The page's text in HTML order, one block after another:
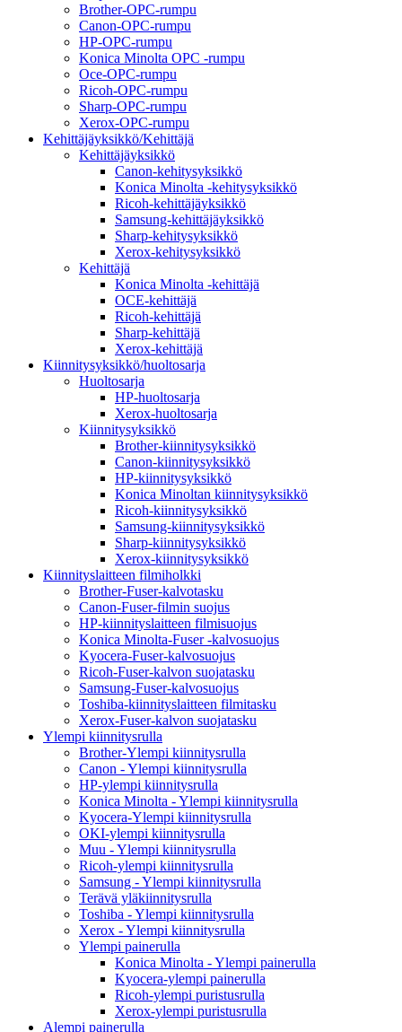
Brother-OPC-rumpu
Canon-OPC-rumpu
HP-OPC-rumpu
Konica Minolta OPC -rumpu
Oce-OPC-rumpu
Ricoh-OPC-rumpu
Sharp-OPC-rumpu
Xerox-OPC-rumpu
Kehittäjäyksikkö/Kehittäjä
Kehittäjäyksikkö
Canon-kehitysyksikkö
Konica Minolta -kehitysyksikkö
Ricoh-kehittäjäyksikkö
Samsung-kehittäjäyksikkö
Sharp-kehitysyksikkö
Xerox-kehitysyksikkö
Kehittäjä
Konica Minolta -kehittäjä
OCE-kehittäjä
Ricoh-kehittäjä
Sharp-kehittäjä
Xerox-kehittäjä
Kiinnitysyksikkö/huoltosarja
Huoltosarja
HP-huoltosarja
Xerox-huoltosarja
Kiinnitysyksikkö
Brother-kiinnitysyksikkö
Canon-kiinnitysyksikkö
HP-kiinnitysyksikkö
Konica Minoltan kiinnitysyksikkö
Ricoh-kiinnitysyksikkö
Samsung-kiinnitysyksikkö
Sharp-kiinnitysyksikkö
Xerox-kiinnitysyksikkö
Kiinnityslaitteen filmiholkki
Brother-Fuser-kalvotasku
Canon-Fuser-filmin suojus
HP-kiinnityslaitteen filmisuojus
Konica Minolta-Fuser -kalvosuojus
Kyocera-Fuser-kalvosuojus
Ricoh-Fuser-kalvon suojatasku
Samsung-Fuser-kalvosuojus
Toshiba-kiinnityslaitteen filmitasku
Xerox-Fuser-kalvon suojatasku
Ylempi kiinnitysrulla
Brother-Ylempi kiinnitysrulla
Canon - Ylempi kiinnitysrulla
HP-ylempi kiinnitysrulla
Konica Minolta - Ylempi kiinnitysrulla
Kyocera-Ylempi kiinnitysrulla
OKI-ylempi kiinnitysrulla
Muu - Ylempi kiinnitysrulla
Ricoh-ylempi kiinnitysrulla
Samsung - Ylempi kiinnitysrulla
Terävä yläkiinnitysrulla
Toshiba - Ylempi kiinnitysrulla
Xerox - Ylempi kiinnitysrulla
Ylempi painerulla
Konica Minolta - Ylempi painerulla
Kyocera-ylempi painerulla
Ricoh-ylempi puristusrulla
Xerox-ylempi puristusrulla
Alempi painerulla